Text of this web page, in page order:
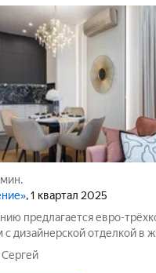
, 1 квартал 2025
предлагается евро-
с дизайнерской отделкой в
«Достижение». Квартира, в
современной